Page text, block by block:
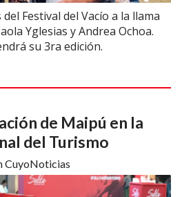
Festival del Vacío a la llama
Yglesias y Andrea Ochoa.
su 3ra edición.
de Maipú en la
del Turismo
CuyoNoticias